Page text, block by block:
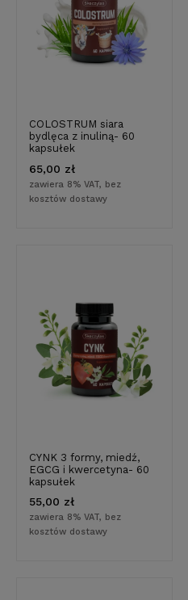
COLOSTRUM siara
bydlęca z inuliną- 60
kapsułek
65,00 zł
zawiera 8% VAT, bez
kosztów dostawy
CYNK 3 formy, miedź,
EGCG i kwercetyna- 60
kapsułek
55,00 zł
zawiera 8% VAT, bez
kosztów dostawy